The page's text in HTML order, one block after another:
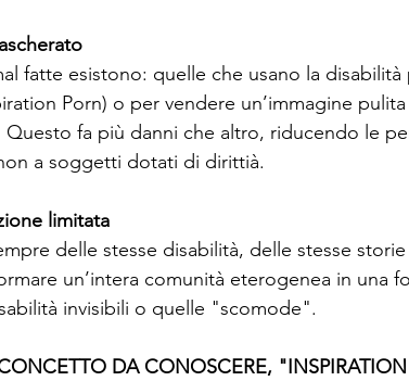
fatte esistono: quelle che usano la disabilità
Porn) o per vendere un’immagine
Questo fa più danni che altro, riducendo le
a soggetti dotati di dirittià.
limitata
delle stesse disabilità, delle stesse
un’intera comunità eterogenea in una
invisibili o quelle "scomode".
DA CONOSCERE,